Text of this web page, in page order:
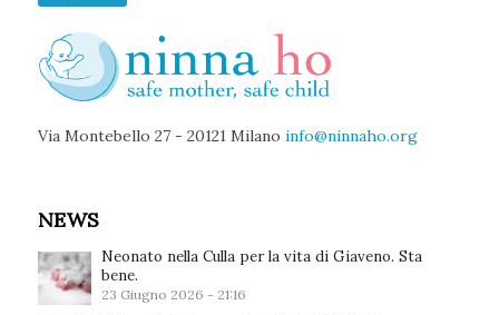
Via Montebello 27 - 20121 Milano info@ninnaho.org
NEWS
Neonato nella Culla per la vita di Giaveno. Sta
bene.
23 Giugno 2026 - 21:16